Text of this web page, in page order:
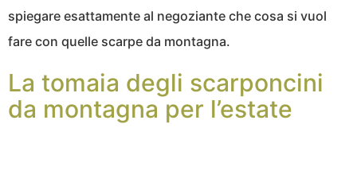
spiegare esattamente al negoziante che cosa si vuol
fare con quelle scarpe da montagna.
La tomaia degli scarponcini
da montagna per l’estate